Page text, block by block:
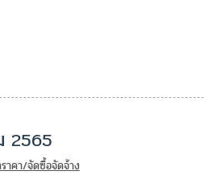
2565
าคา/จัดซื้อจัดจ้าง